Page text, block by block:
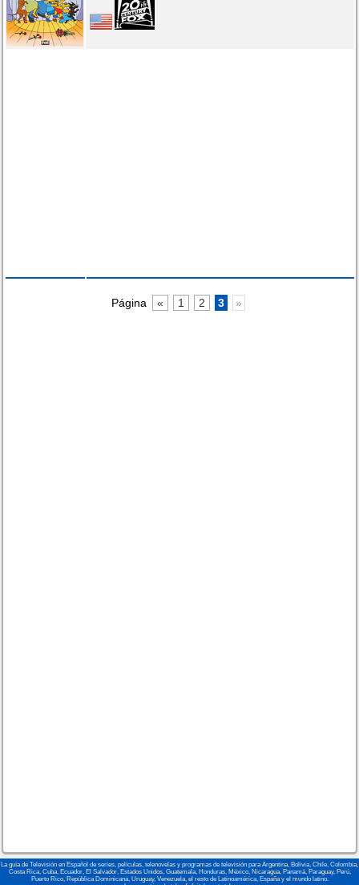
Página « 1 2 3 »
La guía de Televisión en Español de series, películas, telenovelas y programas de televisión para Argentina, Bolivia, Chile, Colombia,
Costa Rica, Cuba, Ecuador, El Salvador, Estados Unidos, Guatemala, Honduras, México, Nicaragua, Panamá, Paraguay, Perú,
Puerto Rico, República Dominicana, Uruguay, Venezuela, el resto de Latinoamérica, España y el mundo latino.